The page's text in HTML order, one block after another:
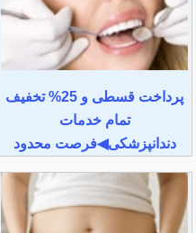
پرداخت قسطی و 25% تخفیف
تمام خدمات
دندانپزشکی◀فرصت محدود